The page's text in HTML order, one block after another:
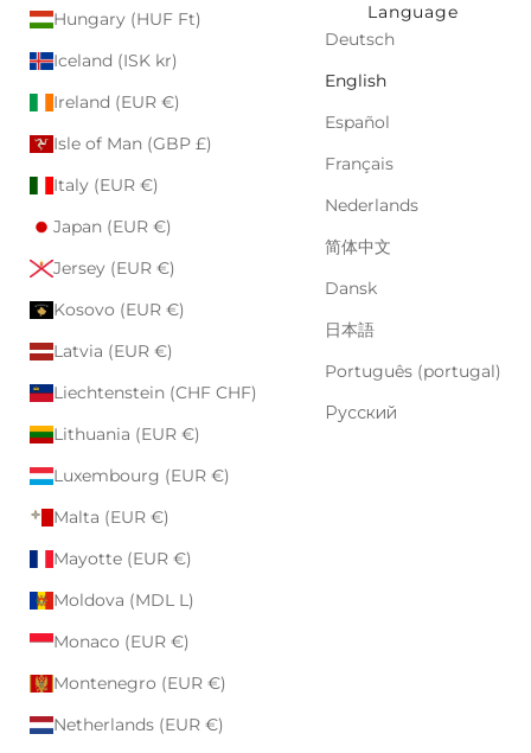
Hungary (HUF Ft)
Iceland (ISK kr)
Ireland (EUR €)
Isle of Man (GBP £)
Italy (EUR €)
Japan (EUR €)
Jersey (EUR €)
Kosovo (EUR €)
Latvia (EUR €)
Liechtenstein (CHF CHF)
Lithuania (EUR €)
Luxembourg (EUR €)
Malta (EUR €)
Mayotte (EUR €)
Moldova (MDL L)
Monaco (EUR €)
Montenegro (EUR €)
Netherlands (EUR €)
Language
Deutsch
English
Español
Français
Nederlands
简体中文
Dansk
日本語
Português (portugal)
Русский